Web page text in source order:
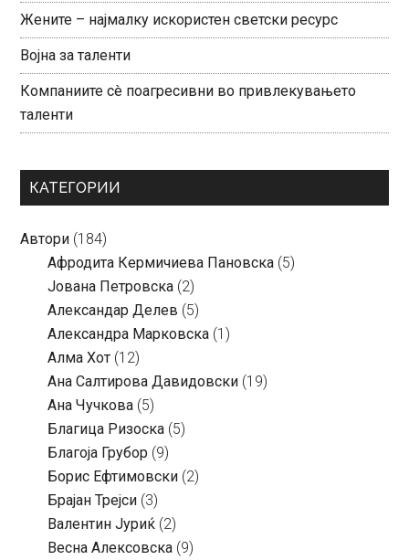
Жените – најмалку искористен светски ресурс
Војна за таленти
Компаниите сè поагресивни во привлекувањето
таленти
КАТЕГОРИИ
Автори (184)
Aфродита Кермичиева Пановска (5)
Јована Петровска (2)
Александар Делев (5)
Александра Марковска (1)
Алма Хот (12)
Ана Салтирова Давидовски (19)
Ана Чучкова (5)
Благица Ризоска (5)
Благоја Грубор (9)
Борис Ефтимовски (2)
Брајан Трејси (3)
Валентин Јуриќ (2)
Весна Алексовска (9)